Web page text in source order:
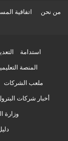
من نحن اتفاقية
استدامة
المنصة
ملعب الشركات
أخبار شركات
وزارة